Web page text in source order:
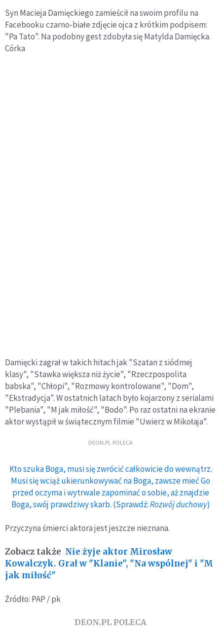
Syn Macieja Damięckiego zamieścił na swoim profilu na
Facebooku czarno-białe zdjęcie ojca z krótkim podpisem:
"Pa Tato". Na podobny gest zdobyła się Matylda Damięcka.
Córka
Damięcki zagrał w takich hitach jak "Szatan z siódmej
klasy", "Stawka większa niż życie", "Rzeczpospolita
babska", "Chłopi", "Rozmowy kontrolowane", "Dom",
"Ekstradycja". W ostatnich latach było kojarzony z serialami
"Plebania", "M jak miłość", "Bodo". Po raz ostatni na ekranie
aktor wystąpił w świątecznym filmie "Uwierz w Mikołaja".
DEON.PL POLECA
Kto szuka Boga, musi się zwrócić całkowicie do wewnątrz.
Musi się wciąż ukierunkowywać na Boga, zawsze mieć Go
przed oczyma i wytrwale zapominać o sobie, aż znajdzie
Boga, swój prawdziwy skarb. (Sprawdź:Rozwój duchowy)
Przyczyna śmierci aktora jest jeszcze nieznana.
Zobacz także Nie żyje aktor Mirosław
Kowalczyk. Grał w "Klanie", "Na wspólnej" i "M
jak miłość"
Źródło: PAP / pk
DEON.PL POLECA